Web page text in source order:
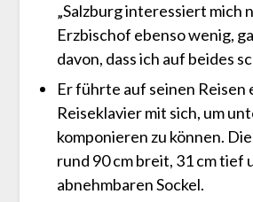
„Salzburg interessiert mich
Erzbischof ebenso wenig,
davon, dass ich auf beides
Er führte auf seinen Reisen
Reiseklavier mit sich, um
komponieren zu können.
rund 90 cm breit, 31 cm tief
abnehmbaren Sockel.